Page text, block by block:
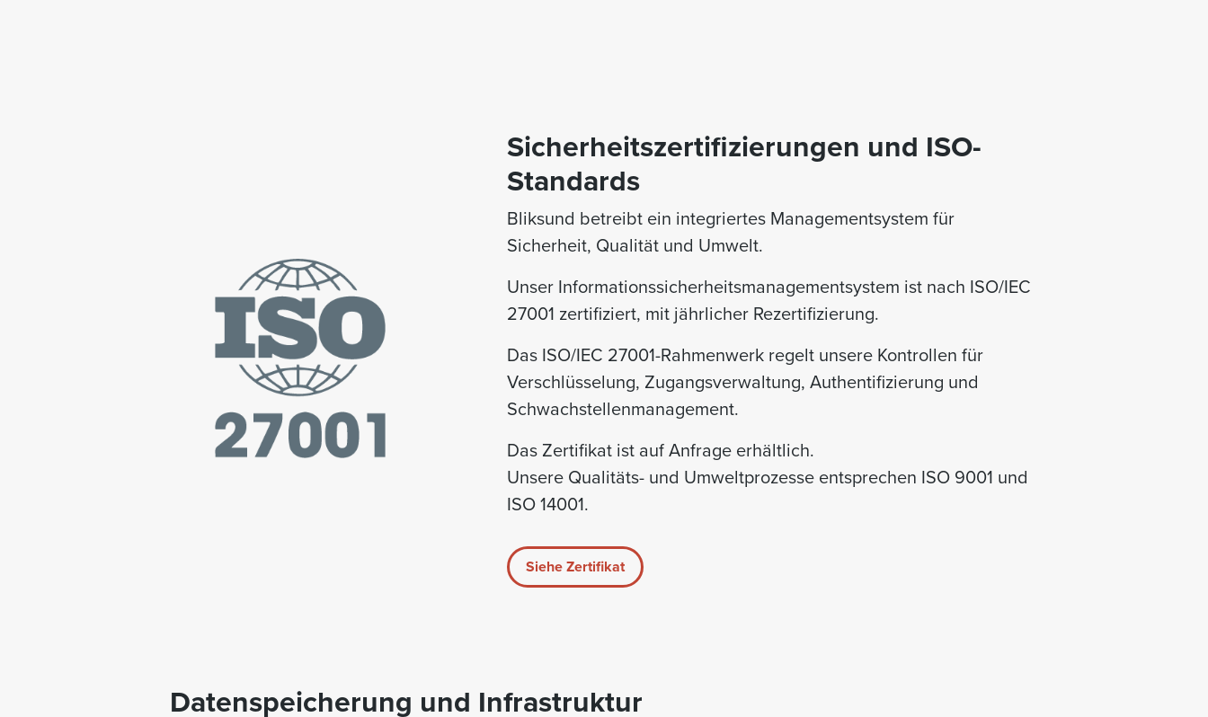
Sicherheitszertifizierungen und ISO-
Standards
Bliksund betreibt ein integriertes Managementsystem für
Sicherheit, Qualität und Umwelt.
Unser Informationssicherheitsmanagementsystem ist nach ISO/IEC
27001 zertifiziert, mit jährlicher Rezertifizierung.
Das ISO/IEC 27001-Rahmenwerk regelt unsere Kontrollen für
Verschlüsselung, Zugangsverwaltung, Authentifizierung und
Schwachstellenmanagement.
Das Zertifikat ist auf Anfrage erhältlich.
Unsere Qualitäts- und Umweltprozesse entsprechen ISO 9001 und
ISO 14001.
Siehe Zertifikat
Datenspeicherung und Infrastruktur